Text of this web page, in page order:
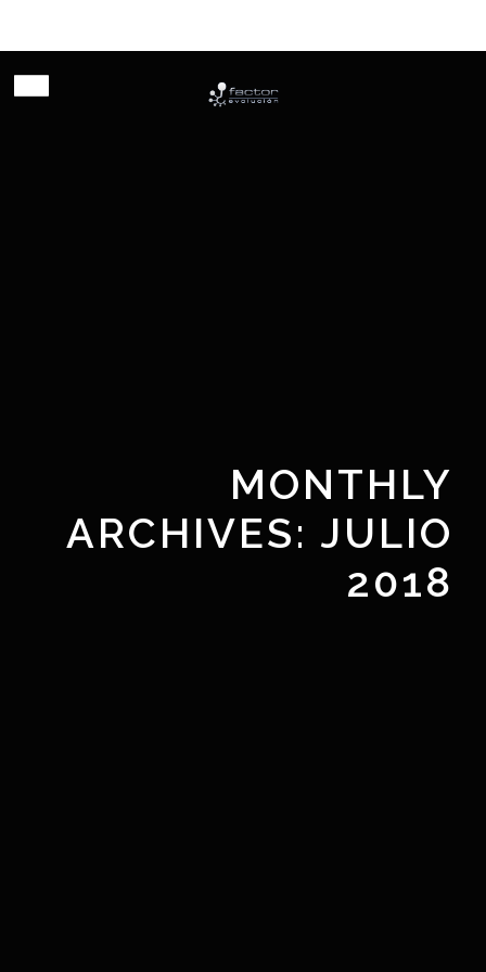
MONTHLY
ARCHIVES: JULIO
2018